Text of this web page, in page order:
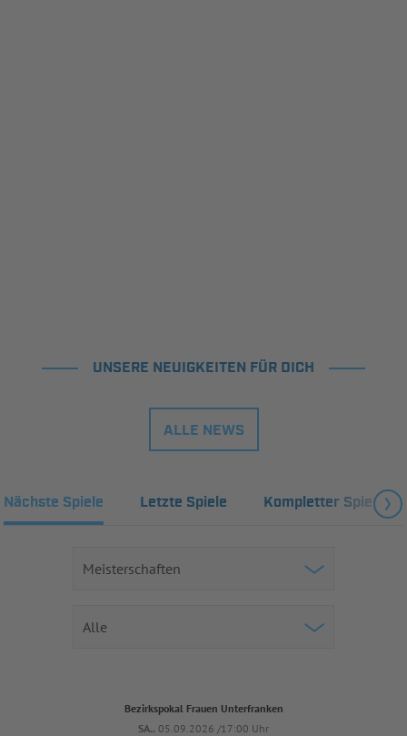
UNSERE NEUIGKEITEN FÜR DICH
ALLE NEWS
Nächste Spiele Letzte Spiele Kompletter Spielplan
Bezirkspokal Frauen Unterfranken
SA.. 05.09.2026 /17:00 Uhr